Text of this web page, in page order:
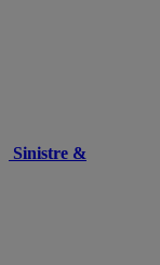
Sinistre &